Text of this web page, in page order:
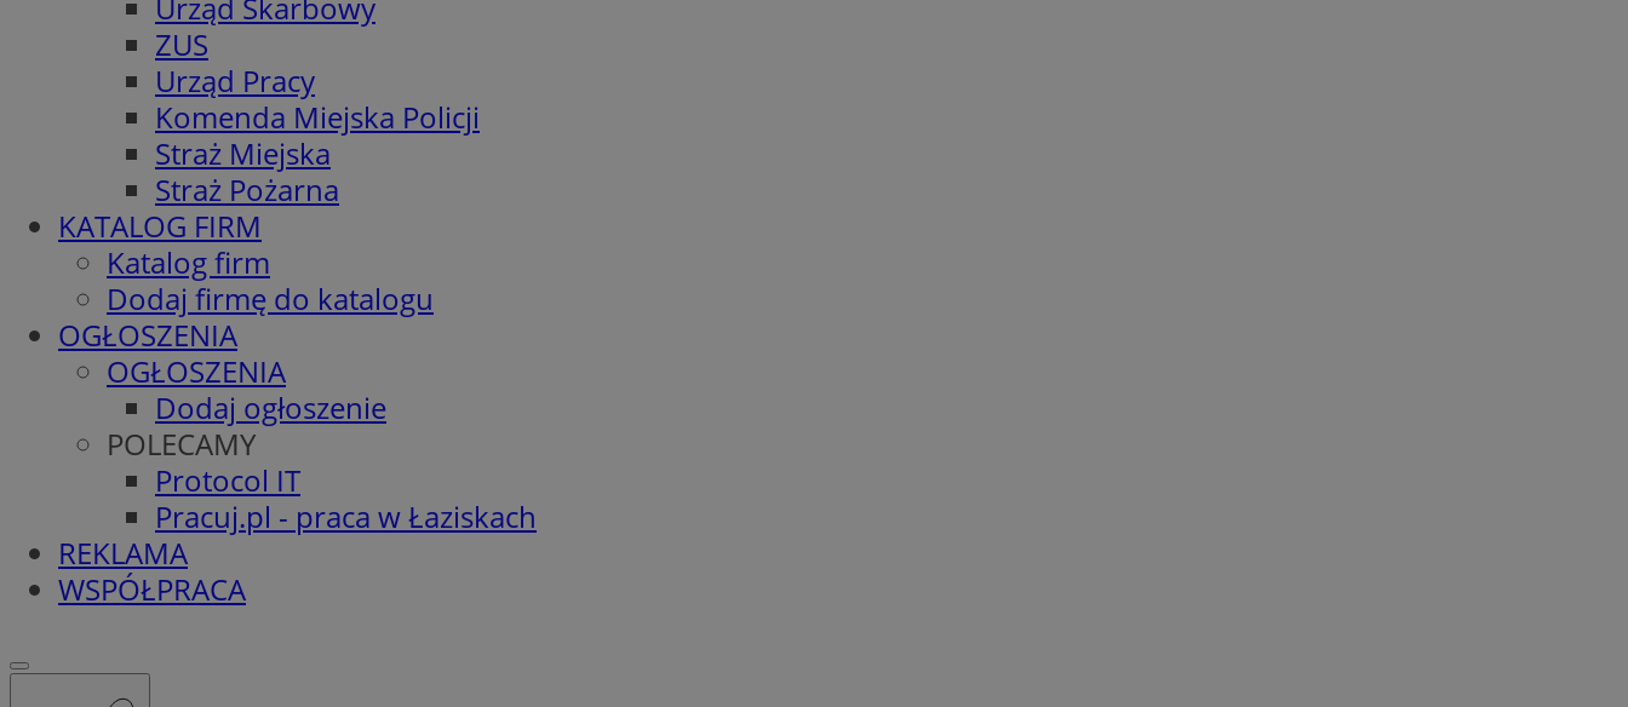
ZUS
Urząd Pracy
Komenda Miejska Policji
Straż Miejska
Straż Pożarna
KATALOG FIRM
Katalog firm
Dodaj firmę do katalogu
OGŁOSZENIA
OGŁOSZENIA
Dodaj ogłoszenie
POLECAMY
Protocol IT
Pracuj.pl - praca w Łaziskach
REKLAMA
WSPÓŁPRACA